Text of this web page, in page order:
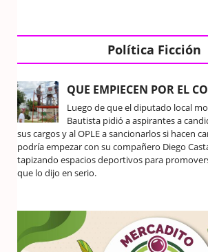
Política Ficción
QUE EMPIECEN POR EL
Luego de que el diputado local
Bautista pidió a aspirantes a
sus cargos y al OPLE a sancionarlos si hacen
podría empezar con su compañero Diego
tapizando espacios deportivos para
que lo dijo en serio.